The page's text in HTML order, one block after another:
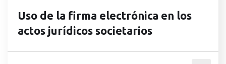
Uso de la firma electrónica en los
actos jurídicos societarios